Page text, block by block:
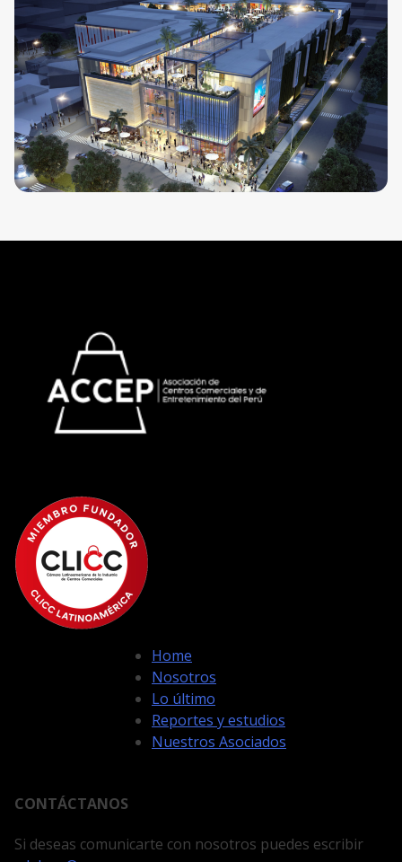
Home
Nosotros
Lo último
Reportes y estudios
Nuestros Asociados
CONTÁCTANOS
Si deseas comunicarte con nosotros puedes escribir